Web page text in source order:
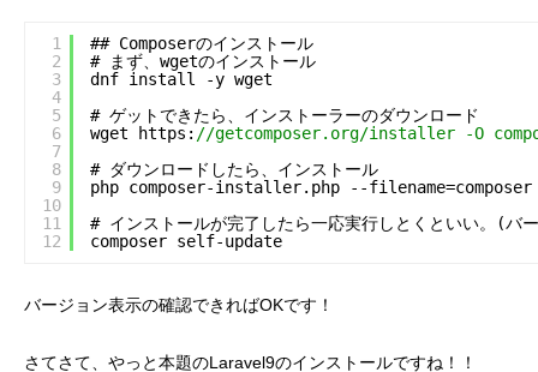
1
2
3
4
5
6
7
8
9
10
11
12
## Composerのインストール
# まず、wgetのインストール
dnf install -y wget
# ゲットできたら、インストーラーのダウンロード
wget https: //getcomposer.org/installer -O
# ダウンロードしたら、インストール
php composer-installer.php --
# インストールが完了したら一応実行しとくといい。(バ
composer self-update
バージョン表示の確認できればOKです！
さてさて、やっと本題のLaravel9のインストールですね！！